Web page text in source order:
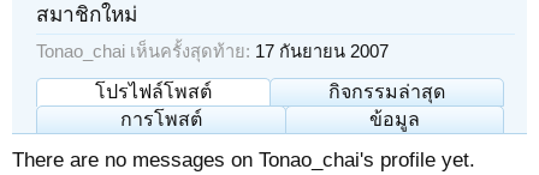
สมาชิกใหม่
Tonao_chai เห็นครั้งสุดท้าย: 17 กันยายน 2007
โปรไฟล์โพสต์
กิจกรรมล่าสุด
การโพสต์
ข้อมูล
There are no messages on Tonao_chai's profile yet.